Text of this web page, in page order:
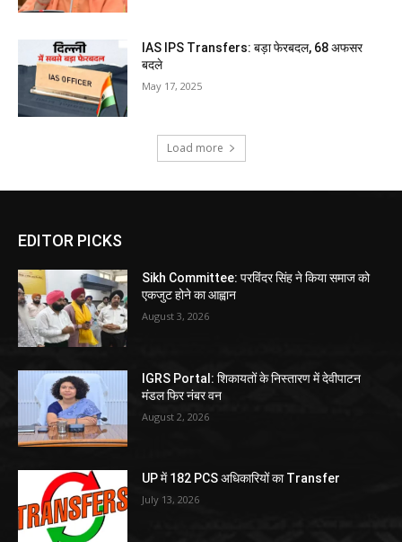
IAS IPS Transfers: बड़ा फेरबदल, 68 अफसर
बदले
May 17, 2025
Load more
EDITOR PICKS
Sikh Committee: परविंदर सिंह ने किया समाज को
एकजुट होने का आह्वान
August 3, 2026
IGRS Portal: शिकायतों के निस्तारण में देवीपाटन
मंडल फिर नंबर वन
August 2, 2026
UP में 182 PCS अधिकारियों का Transfer
July 13, 2026